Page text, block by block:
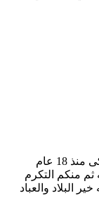
سعاده الشيخ غالب ابى يعمل بالحرم المكى منذ 18 عام
منكم التكرم
البلاد والعباد